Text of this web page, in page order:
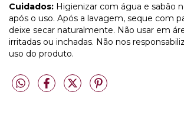
Cuidados: Higienizar com água e sabão
após o uso. Após a lavagem, seque com
deixe secar naturalmente. Não usar em
irritadas ou inchadas. Não nos
uso do produto.